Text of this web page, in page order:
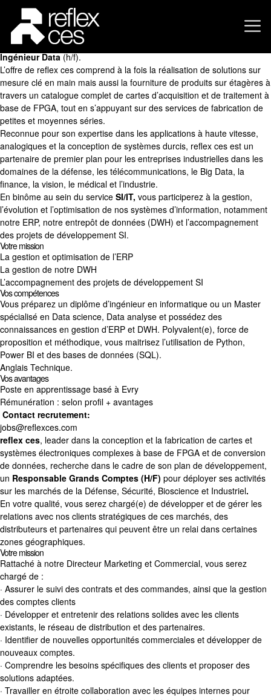
A la recherche d’un nouveau challenge ?
reflex ces, expert européen en Haute Technologie et société leader
dans la conception et la fabrication de cartes et systèmes
électroniques embarqués complexes, recherche un
Ingénieur Data(h/f).
L’offre de reflex ces comprend à la fois la réalisation de solutions sur
mesure clé en main mais aussi la fourniture de produits sur étagères à
travers un catalogue complet de cartes d’acquisition et de traitement à
base de FPGA, tout en s’appuyant sur des services de fabrication de
petites et moyennes séries.
Reconnue pour son expertise dans les applications à haute vitesse,
analogiques et la conception de systèmes durcis, reflex ces est un
partenaire de premier plan pour les entreprises industrielles dans les
domaines de la défense, les télécommunications, le Big Data, la
finance, la vision, le médical et l’industrie.
En binôme au sein du service SI/IT, vous participerez à la gestion,
l’évolution et l’optimisation de nos systèmes d’information, notamment
notre ERP, notre entrepôt de données (DWH) et l’accompagnement
des projets de développement SI.
Votre mission
La gestion et optimisation de l’ERP
La gestion de notre DWH
L’accompagnement des projets de développement SI
Vos compétences
Vous préparez un diplôme d’ingénieur en informatique ou un Master
spécialisé en Data science, Data analyse et possédez des
connaissances en gestion d’ERP et DWH. Polyvalent(e), force de
proposition et méthodique, vous maitrisez l’utilisation de Python,
Power BI et des bases de données (SQL).
Anglais Technique.
Vos avantages
Poste en apprentissage basé à Evry
Rémunération : selon profil + avantages
Contact recrutement:
jobs@reflexces.com
reflex ces, leader dans la conception et la fabrication de cartes et
systèmes électroniques complexes à base de FPGA et de conversion
de données, recherche dans le cadre de son plan de développement,
un Responsable Grands Comptes (H/F) pour déployer ses activités
sur les marchés de la Défense, Sécurité, Bioscience et Industriel.
En votre qualité, vous serez chargé(e) de développer et de gérer les
relations avec nos clients stratégiques de ces marchés, des
distributeurs et partenaires qui peuvent être un relai dans certaines
zones géographiques.
Votre mission
Rattaché à notre Directeur Marketing et Commercial, vous serez
chargé de :
· Assurer le suivi des contrats et des commandes, ainsi que la gestion
des comptes clients
· Développer et entretenir des relations solides avec les clients
existants, le réseau de distribution et des partenaires.
· Identifier de nouvelles opportunités commerciales et développer de
nouveaux comptes.
· Comprendre les besoins spécifiques des clients et proposer des
solutions adaptées.
· Travailler en étroite collaboration avec les équipes internes pour